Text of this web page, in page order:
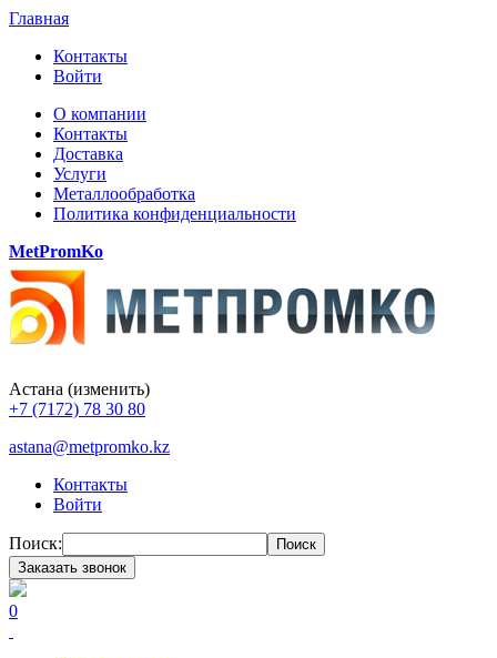
Главная
Контакты
Войти
О компании
Контакты
Доставка
Услуги
Металлообработка
Политика конфиденциальности
MetPromKo
Астана (изменить)
+7 (7172) 78 30 80
astana@metpromko.kz
Контакты
Войти
Поиск:
Поиск
Заказать звонок
0